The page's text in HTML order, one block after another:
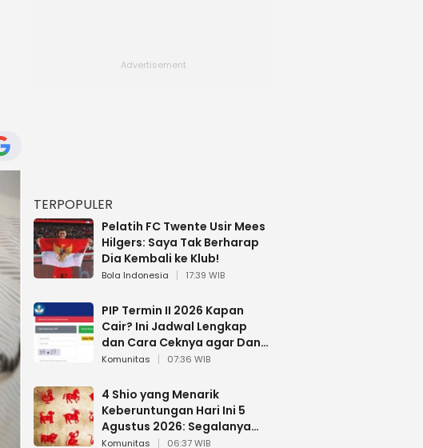
TERPOPULER
Pelatih FC Twente Usir Mees
Hilgers: Saya Tak Berharap
Dia Kembali ke Klub!
Bola Indonesia 17:39 WIB
PIP Termin II 2026 Kapan
Cair? Ini Jadwal Lengkap
dan Cara Ceknya agar Dana
Tidak Hangus!
Komunitas 07:36 WIB
4 Shio yang Menarik
Keberuntungan Hari Ini 5
Agustus 2026: Segalanya
Berjalan Lancar
Komunitas 06:37 WIB